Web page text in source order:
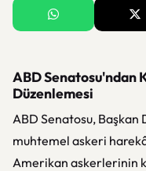
ABD Senatosu'ndan
Düzenlemesi
ABD Senatosu, Başkan
muhtemel askeri
Amerikan askerlerinin